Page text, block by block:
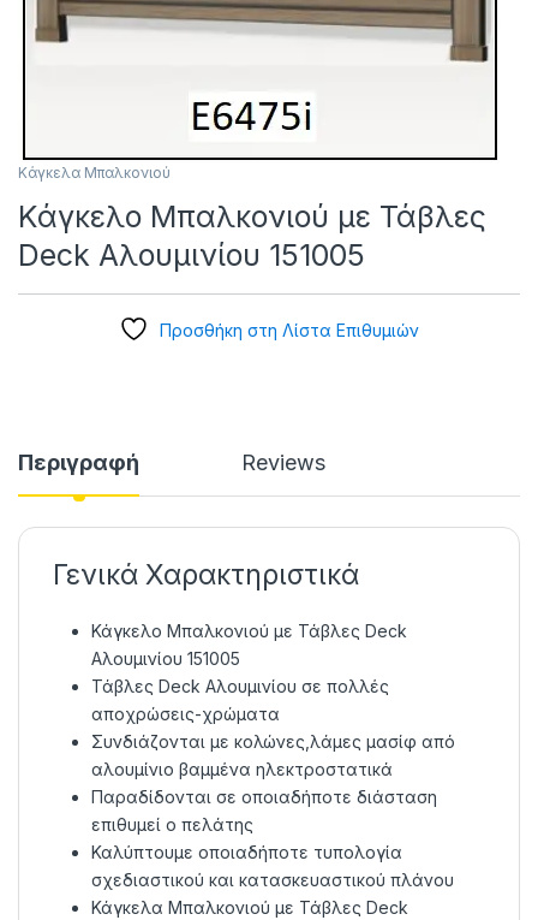
Κάγκελα Μπαλκονιού
Κάγκελο Μπαλκονιού με Τάβλες
Deck Αλουμινίου 151005
Προσθήκη στη Λίστα Επιθυμιών
Περιγραφή Reviews
Γενικά Χαρακτηριστικά
Κάγκελο Μπαλκονιού με Τάβλες Deck
Αλουμινίου 151005
Τάβλες Deck Αλουμινίου σε πολλές
αποχρώσεις-χρώματα
Συνδιάζονται με κολώνες,λάμες μασίφ από
αλουμίνιο βαμμένα ηλεκτροστατικά
Παραδίδονται σε οποιαδήποτε διάσταση
επιθυμεί ο πελάτης
Καλύπτουμε οποιαδήποτε τυπολογία
σχεδιαστικού και κατασκευαστικού πλάνου
Κάγκελα Μπαλκονιού με Τάβλες Deck